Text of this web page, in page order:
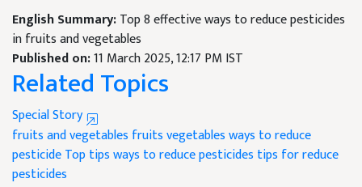
English Summary:Top 8 effective ways to reduce pesticides
in fruits and vegetables
Published on:11 March 2025, 12:17 PM IST
Related Topics
Special Story
fruits and vegetables fruitsvegetablesways to reduce
pesticideTop tips ways to reduce pesticides tips for reduce
pesticides